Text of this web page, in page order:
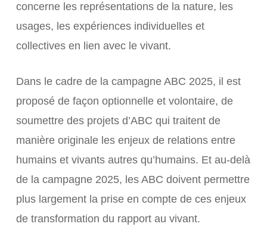
concerne les représentations de la nature, les
usages, les expériences individuelles et
collectives en lien avec le vivant.
Dans le cadre de la campagne ABC 2025, il est
proposé de façon optionnelle et volontaire, de
soumettre des projets d’ABC qui traitent de
manière originale les enjeux de relations entre
humains et vivants autres qu’humains. Et au-delà
de la campagne 2025, les ABC doivent permettre
plus largement la prise en compte de ces enjeux
de transformation du rapport au vivant.